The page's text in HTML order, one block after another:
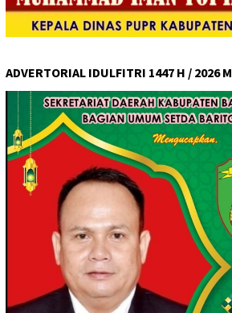
ADVERTORIAL IDULFITRI 1447 H / 2026 M